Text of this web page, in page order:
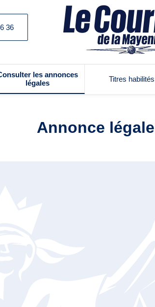
36
les annonces
légales
Titres habilités
Annonce